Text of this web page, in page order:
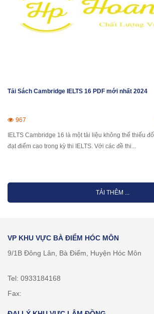
Tải Sách Cambridge IELTS 16 PDF mới nhất 2024
967
IELTS Cambridge 16 là một tài liệu không thể thiếu
đạt điểm cao trong kỳ thi IELTS. Với các đề thi...
TẢI THÊM ...
VP KHU VỰC BÀ ĐIỂM HÓC MÔN
9/1B Đông Lân, Bà Điểm, Huyện Hóc Môn
Tel: 0933184168
Fax: